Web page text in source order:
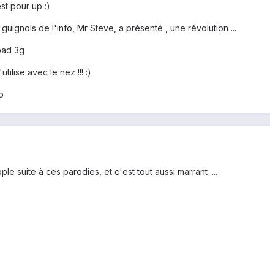
pour up :)
de l'info, Mr Steve, a présenté , une révolution ...
3g
avec le nez !!! :)
suite à ces parodies, et c'est tout aussi marrant ....